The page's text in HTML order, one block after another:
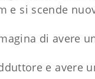
e si scende
di avere
e avere